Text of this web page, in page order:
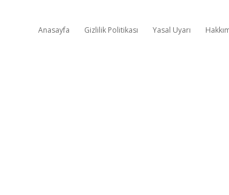
Anasayfa Gizlilik Politikası Yasal Uyarı